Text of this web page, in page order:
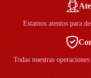
Estamos atentos para
Todas nuestras